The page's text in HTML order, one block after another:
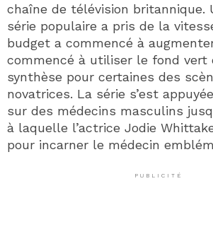
chaîne de télévision britannique.
série populaire a pris de la
budget a commencé à
commencé à utiliser le fond vert
synthèse pour certaines des
novatrices. La série s’est
sur des médecins masculins
à laquelle l’actrice Jodie
pour incarner le médecin
PUBLICITÉ